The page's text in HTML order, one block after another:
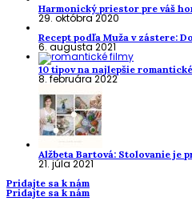
Harmonický priestor pre váš
29. októbra 2020
Recept podľa Muža v zástere:
6. augusta 2021
10 tipov na najlepšie
8. februára 2022
Alžbeta Bartová: Stolovanie je
21. júla 2021
Pridajte sa k nám
Pridajte sa k nám